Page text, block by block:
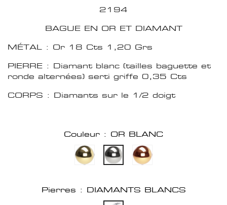
2194
BAGUE EN OR ET DIAMANT
MÉTAL : Or 18 Cts 1,20 Grs
PIERRE : Diamant blanc (tailles baguette et
ronde alternées) serti griffe 0,35 Cts
CORPS : Diamants sur le 1/2 doigt
Couleur : OR BLANC
Pierres : DIAMANTS BLANCS